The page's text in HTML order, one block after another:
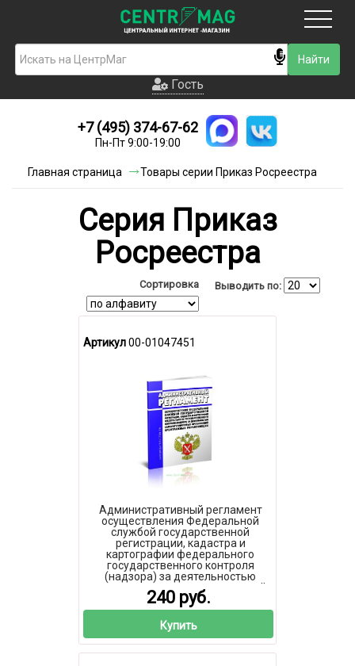
Гость
Новинки
Условия доставки
Контакты
Акции и скидки
Гость
+7 (495) 374-67-62
Пн-Пт 9:00-19:00
Главная страница Товары серии Приказ Росреестра
Cерия Приказ
Росреестра
Сортировка Выводить по:
Артикул00-01047451
Административный регламент
осуществления Федеральной
службой государственной
регистрации, кадастра и
картографии федерального
государственного контроля
(надзора) за деятельностью
саморегулируемых организаций
арбитражных управляющих 2026
год. Последняя редакция
240 руб.
Купить